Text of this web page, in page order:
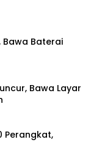
Bawa Baterai
Bawa Layar
Perangkat,